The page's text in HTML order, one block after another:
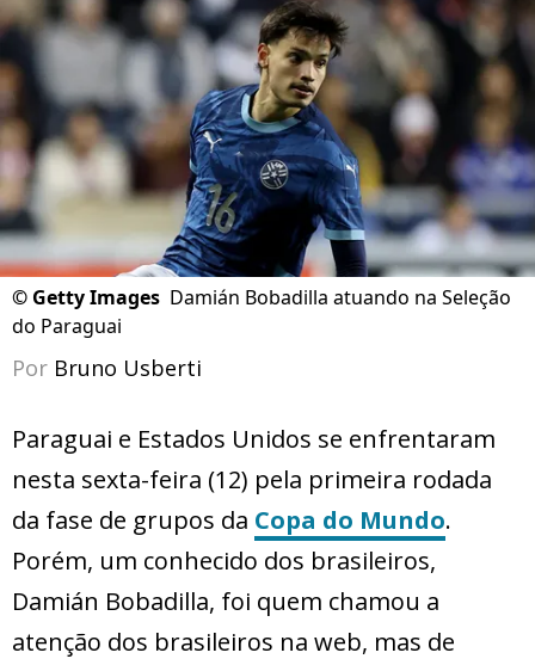
© Getty Images Damián Bobadilla atuando na Seleção
do Paraguai
Por Bruno Usberti
Paraguai e Estados Unidos se enfrentaram
nesta sexta-feira (12) pela primeira rodada
da fase de grupos da Copa do Mundo.
Porém, um conhecido dos brasileiros,
Damián Bobadilla, foi quem chamou a
atenção dos brasileiros na web, mas de